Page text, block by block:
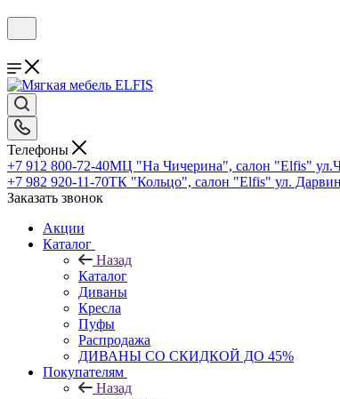
Телефоны
+7 912 800-72-40МЦ "На Чичерина", салон "Elfis"
+7 982 920-11-70ТК "Кольцо", салон "Elfis" ул.
Заказать звонок
Акции
Каталог
Назад
Каталог
Диваны
Кресла
Пуфы
Распродажа
ДИВАНЫ СО СКИДКОЙ ДО 45%
Покупателям
Назад